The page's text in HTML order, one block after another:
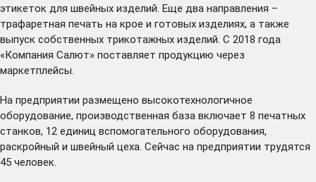
этикеток для швейных изделий. Еще два направления –
трафаретная печать на крое и готовых изделиях, а также
выпуск собственных трикотажных изделий. С 2018 года
«Компания Салют» поставляет продукцию через
маркетплейсы.
На предприятии размещено высокотехнологичное
оборудование, производственная база включает 8 печатных
станков, 12 единиц вспомогательного оборудования,
раскройный и швейный цеха. Сейчас на предприятии трудятся
45 человек.